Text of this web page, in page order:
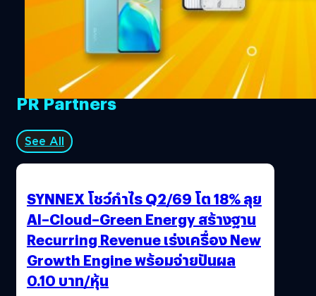
PR Partners
See All
SYNNEX โชว์กำไร Q2/69 โต 18% ลุย
AI–Cloud–Green Energy สร้างฐาน
Recurring Revenue เร่งเครื่อง New
Growth Engine พร้อมจ่ายปันผล
0.10 บาท/หุ้น